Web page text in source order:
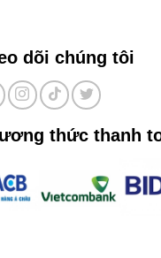
dõi chúng tôi
thức thanh